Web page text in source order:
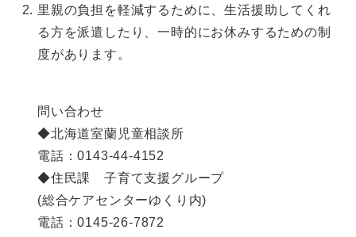
里親の負担を軽減するために、生活援助してくれ
る方を派遣したり、一時的にお休みするための制
度があります。
問い合わせ
◆北海道室蘭児童相談所
電話：0143-44-4152
◆住民課 子育て支援グループ
(総合ケアセンターゆくり内)
電話：0145-26-7872